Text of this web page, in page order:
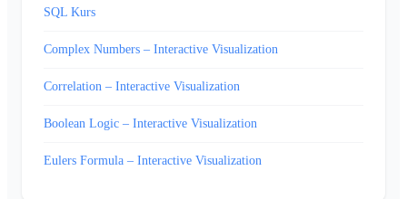
SQL Kurs
Complex Numbers – Interactive Visualization
Correlation – Interactive Visualization
Boolean Logic – Interactive Visualization
Eulers Formula – Interactive Visualization